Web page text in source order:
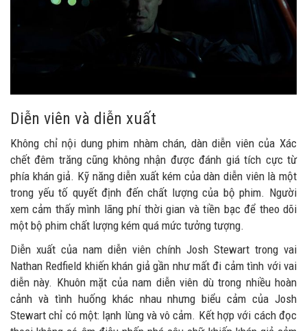
Diễn viên và diễn xuất
Không chỉ nội dung phim nhàm chán, dàn diễn viên của Xác
chết đêm trăng cũng không nhận được đánh giá tích cực từ
phía khán giả. Kỹ năng diễn xuất kém của dàn diễn viên là một
trong yếu tố quyết định đến chất lượng của bộ phim. Người
xem cảm thấy mình lãng phí thời gian và tiền bạc để theo dõi
một bộ phim chất lượng kém quá mức tưởng tượng.
Diễn xuất của nam diễn viên chính Josh Stewart trong vai
Nathan Redfield khiến khán giả gần như mất đi cảm tình với vai
diễn này. Khuôn mặt của nam diễn viên dù trong nhiều hoàn
cảnh và tình huống khác nhau nhưng biểu cảm của Josh
Stewart chỉ có một: lạnh lùng và vô cảm. Kết hợp với cách đọc